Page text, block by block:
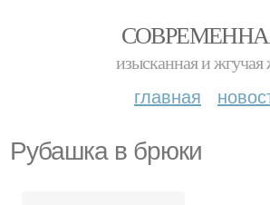
изысканная и жгучая
главная
Рубашка в брюки